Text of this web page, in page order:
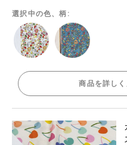
選択中の色、柄:
商品を詳しく